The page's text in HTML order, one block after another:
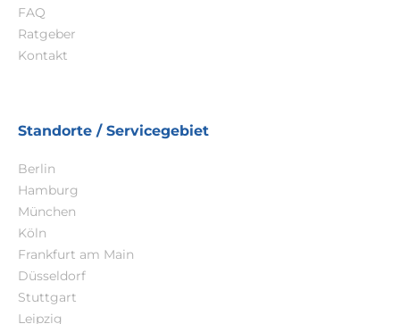
FAQ
Ratgeber
Kontakt
Standorte / Servicegebiet
Berlin
Hamburg
München
Köln
Frankfurt am Main
Düsseldorf
Stuttgart
Leipzig